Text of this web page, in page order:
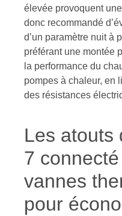
élevée provoquent
donc recommandé
d’un paramètre nuit à
préférant une montée
la performance du
pompes à chaleur, en
des résistances
Les atouts
7
vannes
pour